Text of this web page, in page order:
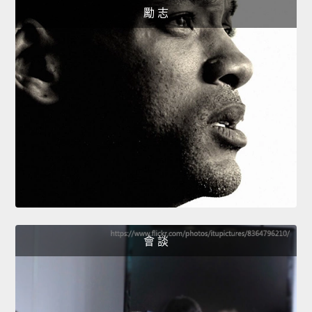
勵 志
會 談